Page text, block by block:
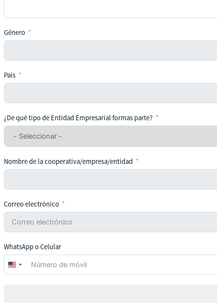
Género
País
¿De qué tipo de Entidad Empresarial formas parte?
Nombre de la cooperativa/empresa/entidad
Correo electrónico
WhatsApp o Celular
United
States